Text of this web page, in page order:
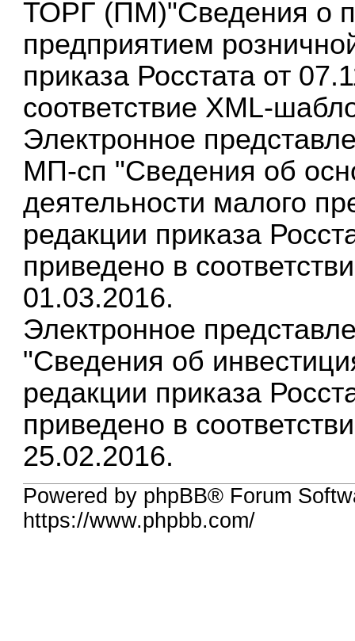
ТОРГ (ПМ)"Сведения о
предприятием
приказа Росстата от
соответствие XML-
Электронное
МП-сп "Сведения об
деятельности малого
редакции приказа
приведено в
01.03.2016.
Электронное
"Сведения об
редакции приказа
приведено в
25.02.2016.
Powered by phpBB® Forum
https://www.phpbb.com/